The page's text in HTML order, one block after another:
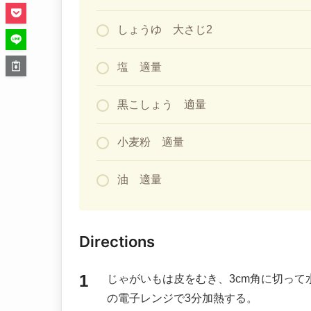
しょうゆ 大さじ2
塩 適量
黒こしょう 適量
小麦粉 適量
油 適量
Directions
じゃがいもは皮をむき、3cm角に切っ
の電子レンジで3分加熱する。